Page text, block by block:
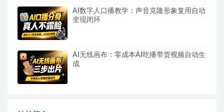
AI数字人口播教学：声音克隆形象复用自动
变现闭环
AI无线画布：零成本AI吃播带货视频自动生
成